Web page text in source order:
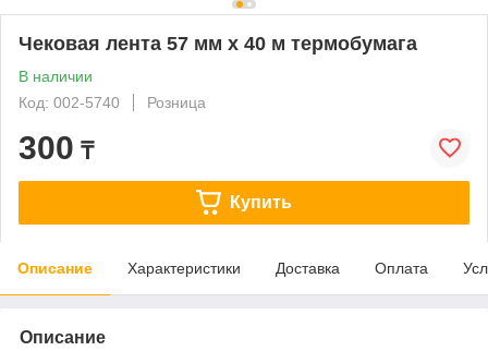
Чековая лента 57 мм х 40 м термобумага
В наличии
Код: 002-5740
Розница
300 ₸
Купить
Описание Характеристики Доставка Оплата
Описание